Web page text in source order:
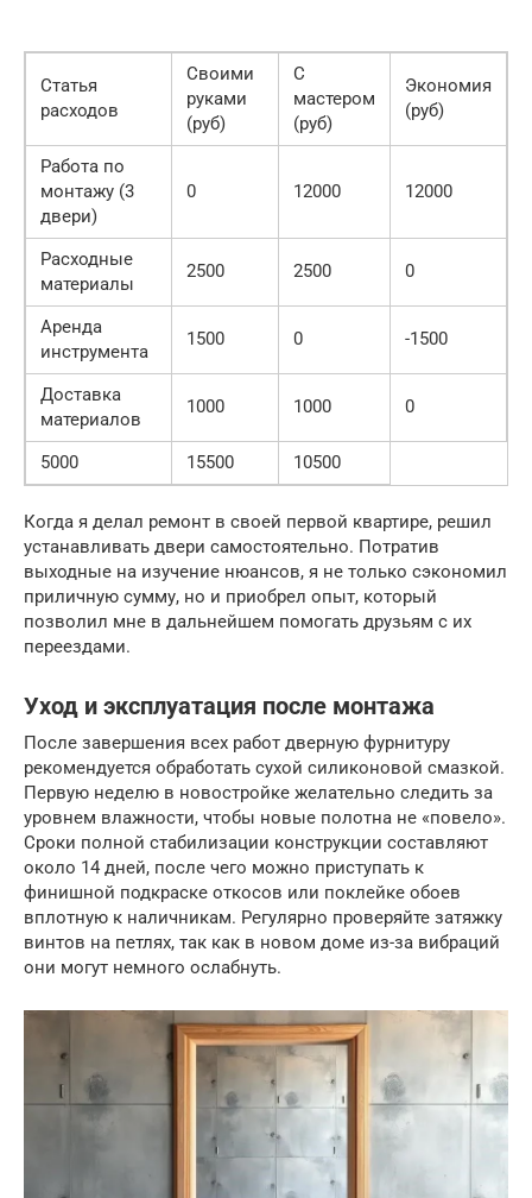
Статья
расходов
Своими
руками
(руб)
С
мастером
(руб)
Экономия
(руб)
Работа по
монтажу (3
двери)
0 12000 12000
Расходные
материалы
2500 2500 0
Аренда
инструмента
1500 0 -1500
Доставка
материалов
1000 1000 0
5000 15500 10500
Когда я делал ремонт в своей первой квартире, решил
устанавливать двери самостоятельно. Потратив
выходные на изучение нюансов, я не только сэкономил
приличную сумму, но и приобрел опыт, который
позволил мне в дальнейшем помогать друзьям с их
переездами.
Уход и эксплуатация после монтажа
После завершения всех работ дверную фурнитуру
рекомендуется обработать сухой силиконовой смазкой.
Первую неделю в новостройке желательно следить за
уровнем влажности, чтобы новые полотна не «повело».
Сроки полной стабилизации конструкции составляют
около 14 дней, после чего можно приступать к
финишной подкраске откосов или поклейке обоев
вплотную к наличникам. Регулярно проверяйте затяжку
винтов на петлях, так как в новом доме из-за вибраций
они могут немного ослабнуть.